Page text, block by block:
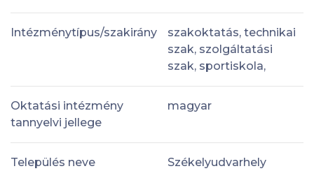
Intézménytípus/szakirány
szakoktatás, technikai
szak, szolgáltatási
szak, sportiskola,
Oktatási intézmény
tannyelvi jellege
magyar
Település neve
Székelyudvarhely